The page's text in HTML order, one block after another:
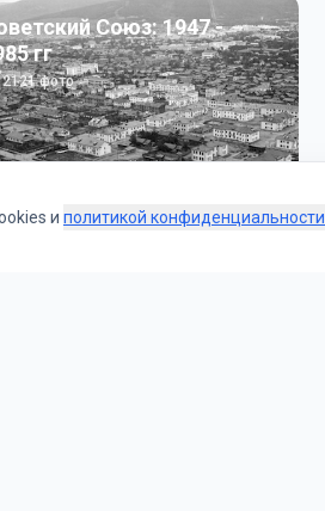
Союз: 1947 -
гг
2121фото
и политикой конфиденциальности.